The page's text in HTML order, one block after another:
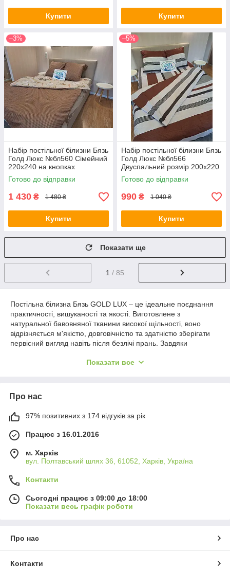
Купити Купити
–3%
Набір постільної білизни Бязь
Голд Люкс №бл560 Сімейний
220х240 на кнопках
Готово до відправки
1 430 ₴ 1 480 ₴
Купити
–5%
Набір постільної білизни Бязь
Голд Люкс №бл566
Двуспальний розмір 200х220
на кнопках
Готово до відправки
990 ₴ 1 040 ₴
Купити
Показати ще
1 / 85
Постільна білизна Бязь GOLD LUX – це ідеальне поєднання
практичності, вишуканості та якості. Виготовлене з
натуральної бавовняної тканини високої щільності, воно
відрізняється м'якістю, довговічністю та здатністю зберігати
первісний вигляд навіть після безлічі прань. Завдяки
текстуру та повітропроникність, створюючи комфортні умови
елегантні візерунки, стильні відтінки та увага до деталей
справжньою окрасою спальні. Воно легко впишеться в будь-
Вибираючи постільну білизну Бязь GOLD LUX, ви вибираєте
комфорт, надійність та стиль, які створять атмосферу
гармонії та подарують відчуття турботи щоночі.
Показати все
Про нас
97% позитивних з 174 відгуків за рік
Працює з 16.01.2016
м. Харків
вул. Полтавський шлях 36, 61052, Харків, Україна
Контакти
Сьогодні працює з 09:00 до 18:00
Показати весь графік роботи
Про нас
Контакти